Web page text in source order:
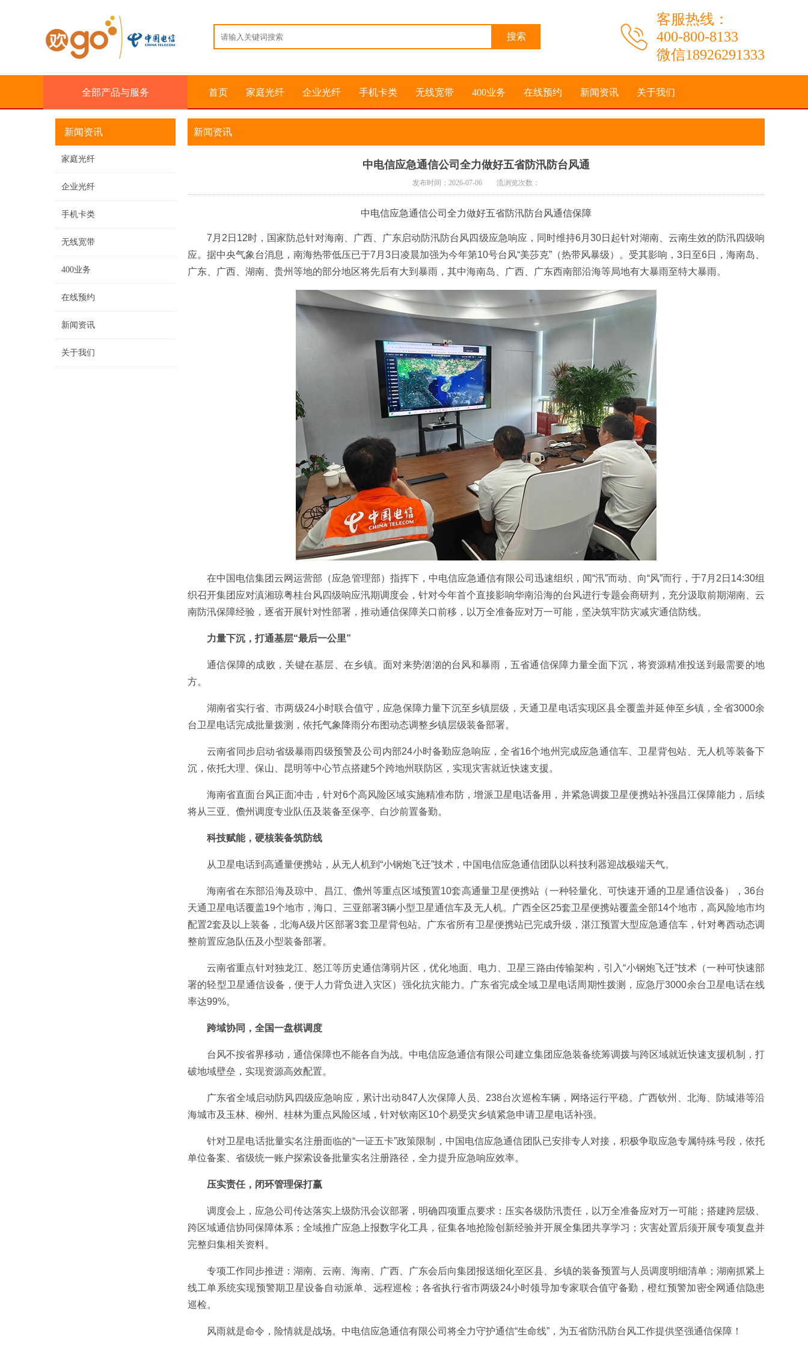
客服热线：
400-800-8133
微信18926291333
全部产品与服务 首页 家庭光纤 企业光纤 手机卡类 无线宽带 400业务 在线预约 新闻资讯 关于我们
新闻资讯
中电信应急通信公司全力做好五省防汛防台风通
发布时间：2026-07-06 流浏览次数：
中电信应急通信公司全力做好五省防汛防台风通信保障
7月2日12时，国家防总针对海南、广西、广东启动防汛防台风四级应急响应，同时维持6月30日起针对湖南、云南生效的防汛四级响
应。据中央气象台消息，南海热带低压已于7月3日凌晨加强为今年第10号台风“美莎克”（热带风暴级）。受其影响，3日至6日，海南岛、
广东、广西、湖南、贵州等地的部分地区将先后有大到暴雨，其中海南岛、广西、广东西南部沿海等局地有大暴雨至特大暴雨。
在中国电信集团云网运营部（应急管理部）指挥下，中电信应急通信有限公司迅速组织，闻“汛”而动、向“风”而行，于7月2日14:30组
织召开集团应对滇湘琼粤桂台风四级响应汛期调度会，针对今年首个直接影响华南沿海的台风进行专题会商研判，充分汲取前期湖南、云
南防汛保障经验，逐省开展针对性部署，推动通信保障关口前移，以万全准备应对万一可能，坚决筑牢防灾减灾通信防线。
力量下沉，打通基层“最后一公里”
通信保障的成败，关键在基层、在乡镇。面对来势汹汹的台风和暴雨，五省通信保障力量全面下沉，将资源精准投送到最需要的地
方。
湖南省实行省、市两级24小时联合值守，应急保障力量下沉至乡镇层级，天通卫星电话实现区县全覆盖并延伸至乡镇，全省3000余
台卫星电话完成批量拨测，依托气象降雨分布图动态调整乡镇层级装备部署。
云南省同步启动省级暴雨四级预警及公司内部24小时备勤应急响应，全省16个地州完成应急通信车、卫星背包站、无人机等装备下
沉，依托大理、保山、昆明等中心节点搭建5个跨地州联防区，实现灾害就近快速支援。
海南省直面台风正面冲击，针对6个高风险区域实施精准布防，增派卫星电话备用，并紧急调拨卫星便携站补强昌江保障能力，后续
将从三亚、儋州调度专业队伍及装备至保亭、白沙前置备勤。
科技赋能，硬核装备筑防线
从卫星电话到高通量便携站，从无人机到“小钢炮飞迁”技术，中国电信应急通信团队以科技利器迎战极端天气。
海南省在东部沿海及琼中、昌江、儋州等重点区域预置10套高通量卫星便携站（一种轻量化、可快速开通的卫星通信设备），36台
天通卫星电话覆盖19个地市，海口、三亚部署3辆小型卫星通信车及无人机。广西全区25套卫星便携站覆盖全部14个地市，高风险地市均
配置2套及以上装备，北海A级片区部署3套卫星背包站。广东省所有卫星便携站已完成升级，湛江预置大型应急通信车，针对粤西动态调
整前置应急队伍及小型装备部署。
云南省重点针对独龙江、怒江等历史通信薄弱片区，优化地面、电力、卫星三路由传输架构，引入“小钢炮飞迁”技术（一种可快速部
署的轻型卫星通信设备，便于人力背负进入灾区）强化抗灾能力。广东省完成全域卫星电话周期性拨测，应急厅3000余台卫星电话在线
率达99%。
跨域协同，全国一盘棋调度
台风不按省界移动，通信保障也不能各自为战。中电信应急通信有限公司建立集团应急装备统筹调拨与跨区域就近快速支援机制，打
破地域壁垒，实现资源高效配置。
广东省全域启动防风四级应急响应，累计出动847人次保障人员、238台次巡检车辆，网络运行平稳。广西钦州、北海、防城港等沿
海城市及玉林、柳州、桂林为重点风险区域，针对钦南区10个易受灾乡镇紧急申请卫星电话补强。
针对卫星电话批量实名注册面临的“一证五卡”政策限制，中国电信应急通信团队已安排专人对接，积极争取应急专属特殊号段，依托
单位备案、省级统一账户探索设备批量实名注册路径，全力提升应急响应效率。
压实责任，闭环管理保打赢
调度会上，应急公司传达落实上级防汛会议部署，明确四项重点要求：压实各级防汛责任，以万全准备应对万一可能；搭建跨层级、
跨区域通信协同保障体系；全域推广应急上报数字化工具，征集各地抢险创新经验并开展全集团共享学习；灾害处置后须开展专项复盘并
完整归集相关资料。
专项工作同步推进：湖南、云南、海南、广西、广东会后向集团报送细化至区县、乡镇的装备预置与人员调度明细清单；湖南抓紧上
线工单系统实现预警期卫星设备自动派单、远程巡检；各省执行省市两级24小时领导加专家联合值守备勤，橙红预警加密全网通信隐患
巡检。
风雨就是命令，险情就是战场。中电信应急通信有限公司将全力守护通信“生命线”，为五省防汛防台风工作提供坚强通信保障！
新闻资讯
家庭光纤
企业光纤
手机卡类
无线宽带
400业务
在线预约
新闻资讯
关于我们